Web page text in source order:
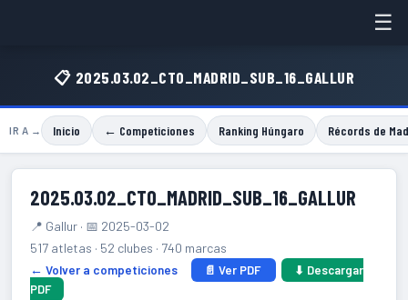
☰
📋 2025.03.02_CTO_MADRID_SUB_16_GALLUR
IR A → Inicio ← Competiciones Ranking Húngaro Récords de
2025.03.02_CTO_MADRID_SUB_16_GALLUR
📍 Gallur · 📅 2025-03-02
517 atletas · 52 clubes · 740 marcas
← Volver a competiciones
📄 Ver PDF
⬇ Descargar
PDF